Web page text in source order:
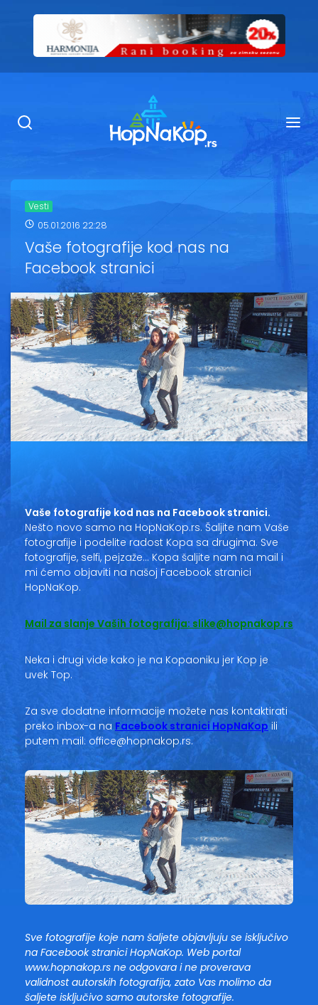
Ugostiteljstvo
Kop Info
Ski renta
Vesti
Oglasi
Galerija
Vesti
05.01.2016 22:28
Vaše fotografije kod nas na
Facebook stranici
Vaše fotografije kod nas na Facebook stranici.
Nešto novo samo na HopNaKop.rs. Šaljite nam Vaše
fotografije i podelite radost Kopa sa drugima. Sve
fotografije, selfi, pejzaže… Kopa šaljite nam na mail i
mi ćemo objaviti na našoj Facebook stranici
HopNaKop.
Mail za slanje Vaših fotografija: slike@hopnakop.rs
Neka i drugi vide kako je na Kopaoniku jer Kop je
uvek Top.
Za sve dodatne informacije možete nas kontaktirati
preko inbox-a na Facebook stranici HopNaKopili
putem mail: office@hopnakop.rs.
Sve fotografije koje nam šaljete objavljuju se isključivo
na Facebook stranici HopNaKop. Web portal
www.hopnakop.rs ne odgovara i ne proverava
validnost autorskih fotografija, zato Vas molimo da
šaljete isključivo samo autorske fotografije.